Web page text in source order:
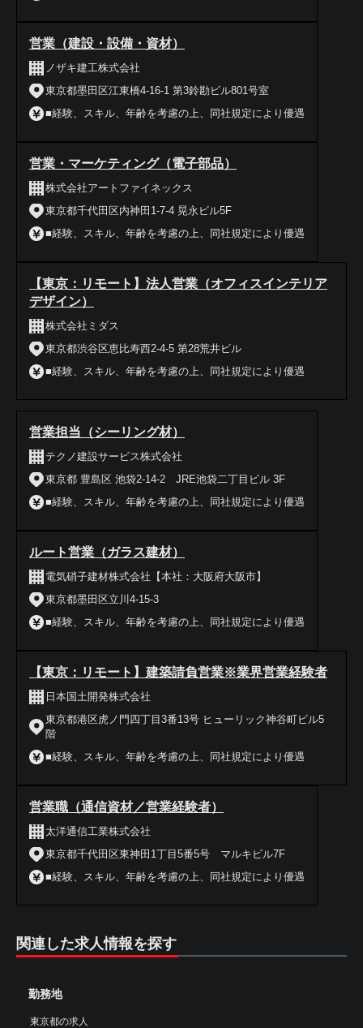
営業（建設・設備・資材）
ノザキ建工株式会社
東京都墨田区江東橋4-16-1 第3鈴勘ビル801号室
■経験、スキル、年齢を考慮の上、同社規定により優遇
営業・マーケティング（電子部品）
株式会社アートファイネックス
東京都千代田区内神田1-7-4 晃永ビル5F
■経験、スキル、年齢を考慮の上、同社規定により優遇
【東京：リモート】法人営業（オフィスインテリア
デザイン）
株式会社ミダス
東京都渋谷区恵比寿西2-4-5 第28荒井ビル
■経験、スキル、年齢を考慮の上、同社規定により優遇
営業担当（シーリング材）
テクノ建設サービス株式会社
東京都 豊島区 池袋2-14-2 JRE池袋二丁目ビル 3F
■経験、スキル、年齢を考慮の上、同社規定により優遇
ルート営業（ガラス建材）
電気硝子建材株式会社【本社：大阪府大阪市】
東京都墨田区立川4-15-3
■経験、スキル、年齢を考慮の上、同社規定により優遇
【東京：リモート】建築請負営業※業界営業経験者
日本国土開発株式会社
東京都港区虎ノ門四丁目3番13号 ヒューリック神谷町ビル5
階
■経験、スキル、年齢を考慮の上、同社規定により優遇
営業職（通信資材／営業経験者）
太洋通信工業株式会社
東京都千代田区東神田1丁目5番5号 マルキビル7F
■経験、スキル、年齢を考慮の上、同社規定により優遇
関連した求人情報を探す
勤務地
東京都の求人